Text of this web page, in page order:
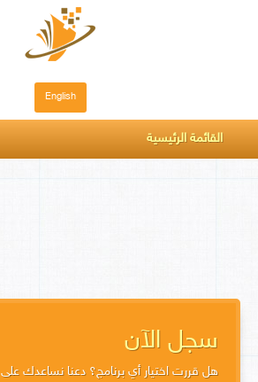
English
القائمة الرئيسية
سجل الآن
هل قررت اختيار أي برنامج؟ دعنا نساعدك على